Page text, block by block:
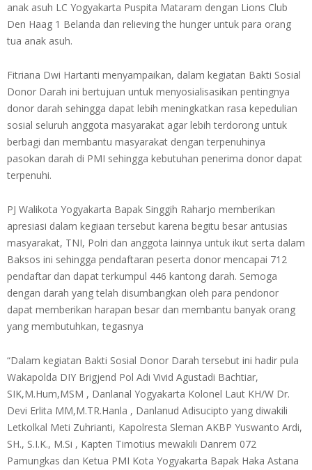
anak asuh LC Yogyakarta Puspita Mataram dengan Lions Club
Den Haag 1 Belanda dan relieving the hunger untuk para orang
tua anak asuh.
Fitriana Dwi Hartanti menyampaikan, dalam kegiatan Bakti Sosial
Donor Darah ini bertujuan untuk menyosialisasikan pentingnya
donor darah sehingga dapat lebih meningkatkan rasa kepedulian
sosial seluruh anggota masyarakat agar lebih terdorong untuk
berbagi dan membantu masyarakat dengan terpenuhinya
pasokan darah di PMI sehingga kebutuhan penerima donor dapat
terpenuhi.
PJ Walikota Yogyakarta Bapak Singgih Raharjo memberikan
apresiasi dalam kegiaan tersebut karena begitu besar antusias
masyarakat, TNI, Polri dan anggota lainnya untuk ikut serta dalam
Baksos ini sehingga pendaftaran peserta donor mencapai 712
pendaftar dan dapat terkumpul 446 kantong darah. Semoga
dengan darah yang telah disumbangkan oleh para pendonor
dapat memberikan harapan besar dan membantu banyak orang
yang membutuhkan, tegasnya
“Dalam kegiatan Bakti Sosial Donor Darah tersebut ini hadir pula
Wakapolda DIY Brigjend Pol Adi Vivid Agustadi Bachtiar,
SIK,M.Hum,MSM , Danlanal Yogyakarta Kolonel Laut KH/W Dr.
Devi Erlita MM,M.TR.Hanla , Danlanud Adisucipto yang diwakili
Letkolkal Meti Zuhrianti, Kapolresta Sleman AKBP Yuswanto Ardi,
SH., S.I.K., M.Si , Kapten Timotius mewakili Danrem 072
Pamungkas dan Ketua PMI Kota Yogyakarta Bapak Haka Astana